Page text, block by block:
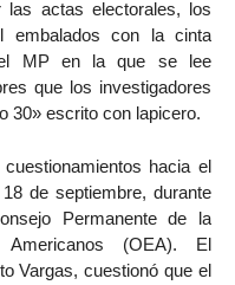
las actas electorales, los
embalados con la cinta
MP en la que se lee
que los investigadores
30» escrito con lapicero.
hacia el
de septiembre, durante
Permanente de la
(OEA). El
Vargas, cuestionó que el